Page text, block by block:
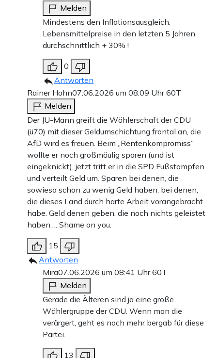
Melden
Mindestens den Inflationsausgleich.
Lebensmittelpreise in den letzten 5 Jahren
durchschnittlich + 30% !
0
Antworten
Rainer Hohn07.06.2026 um 08:09 Uhr60T
Melden
Der JU-Mann greift die Wählerschaft der CDU
(ü70) mit dieser Geldumschichtung frontal an, die
AfD wird es freuen. Beim „Rentenkompromiss“
wollte er noch großmäulig sparen (und ist
eingeknickt), jetzt tritt er in die SPD Fußstampfen
und verteilt Geld um. Sparen bei denen, die
sowieso schon zu wenig Geld haben, bei denen,
die dieses Land durch harte Arbeit vorangebracht
habe. Geld denen geben, die noch nichts geleistet
haben…. Shame on you.
15
Antworten
Mira07.06.2026 um 08:41 Uhr60T
Melden
Gerade die Älteren sind ja eine große
Wählergruppe der CDU. Wenn man die
verärgert, geht es noch mehr bergab für diese
Partei.
13